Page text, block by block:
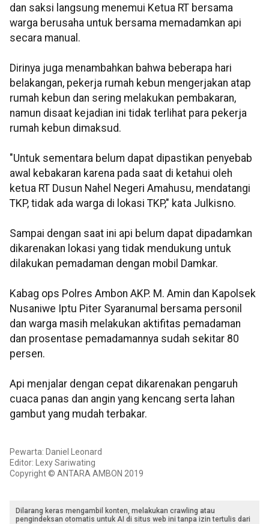
dan saksi langsung menemui Ketua RT bersama
warga berusaha untuk bersama memadamkan api
secara manual.
Dirinya juga menambahkan bahwa beberapa hari
belakangan, pekerja rumah kebun mengerjakan atap
rumah kebun dan sering melakukan pembakaran,
namun disaat kejadian ini tidak terlihat para pekerja
rumah kebun dimaksud.
"Untuk sementara belum dapat dipastikan penyebab
awal kebakaran karena pada saat di ketahui oleh
ketua RT Dusun Nahel Negeri Amahusu, mendatangi
TKP, tidak ada warga di lokasi TKP," kata Julkisno.
Sampai dengan saat ini api belum dapat dipadamkan
dikarenakan lokasi yang tidak mendukung untuk
dilakukan pemadaman dengan mobil Damkar.
Kabag ops Polres Ambon AKP. M. Amin dan Kapolsek
Nusaniwe Iptu Piter Syaranumal bersama personil
dan warga masih melakukan aktifitas pemadaman
dan prosentase pemadamannya sudah sekitar 80
persen.
Api menjalar dengan cepat dikarenakan pengaruh
cuaca panas dan angin yang kencang serta lahan
gambut yang mudah terbakar.
Pewarta: Daniel Leonard
Editor: Lexy Sariwating
Copyright © ANTARA AMBON 2019
Dilarang keras mengambil konten, melakukan crawling atau
pengindeksan otomatis untuk AI di situs web ini tanpa izin tertulis dari